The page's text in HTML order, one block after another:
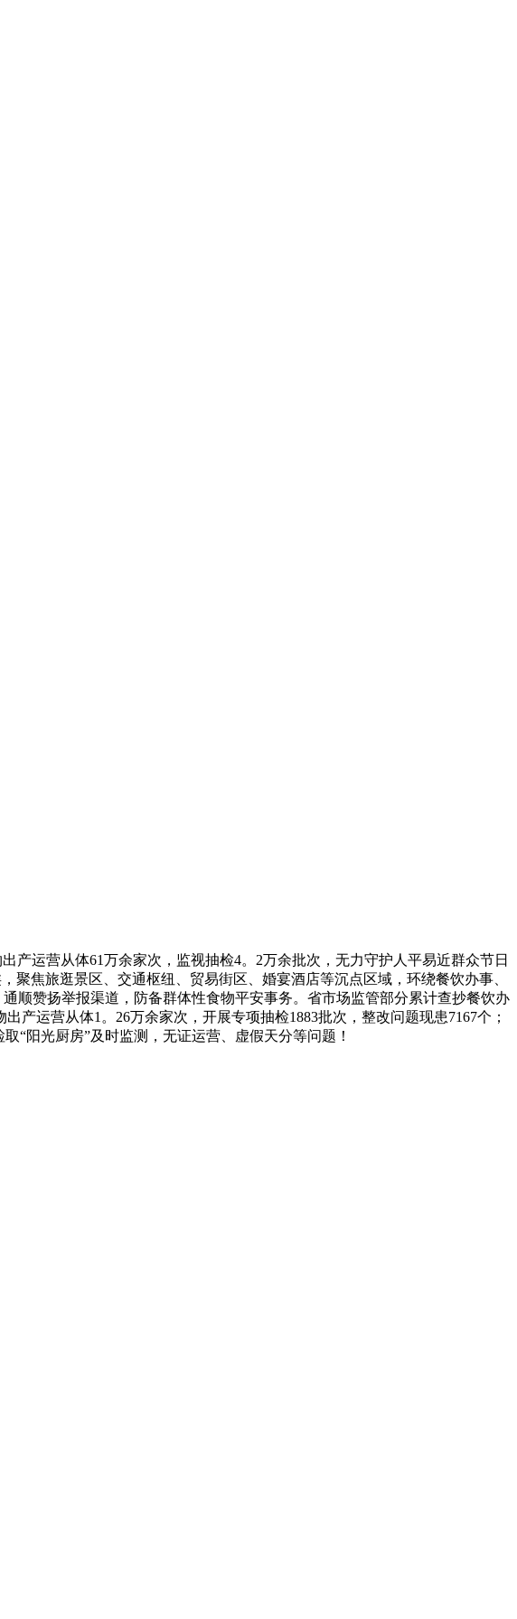
运营从体61万余家次，监视抽检4。2万余批次，无力守护人平易近群众节日
聚焦旅逛景区、交通枢纽、贸易街区、婚宴酒店等沉点区域，环绕餐饮办事、
顺赞扬举报渠道，防备群体性食物平安事务。省市场监管部分累计查抄餐饮办
产运营从体1。26万余家次，开展专项抽检1883批次，整改问题现患7167个；
“阳光厨房”及时监测，无证运营、虚假天分等问题！